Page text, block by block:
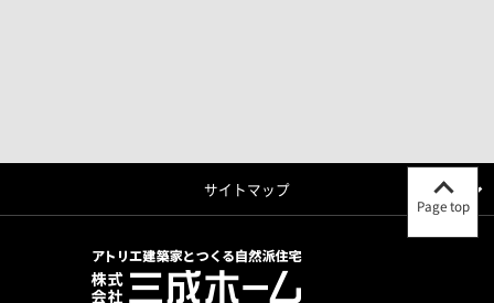
サイトマップ
Page top